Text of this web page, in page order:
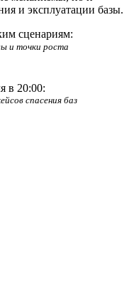
и эксплуатации базы.
сценариям:
и точки роста
в 20:00:
спасения баз